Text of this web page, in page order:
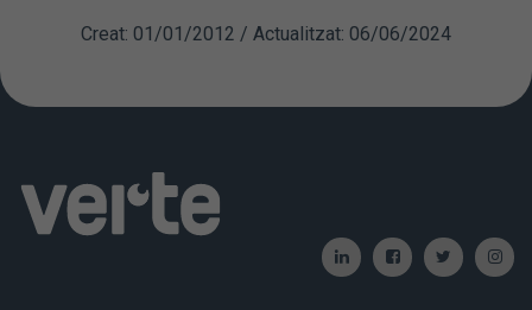
Creat: 01/01/2012 / Actualitzat: 06/06/2024